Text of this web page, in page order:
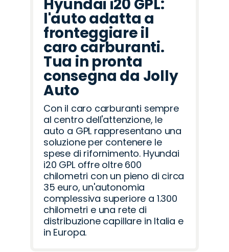
Hyundai i20 GPL:
l'auto adatta a
fronteggiare il
caro carburanti.
Tua in pronta
consegna da Jolly
Auto
Con il caro carburanti sempre
al centro dell'attenzione, le
auto a GPL rappresentano una
soluzione per contenere le
spese di rifornimento. Hyundai
i20 GPL offre oltre 600
chilometri con un pieno di circa
35 euro, un'autonomia
complessiva superiore a 1.300
chilometri e una rete di
distribuzione capillare in Italia e
in Europa.